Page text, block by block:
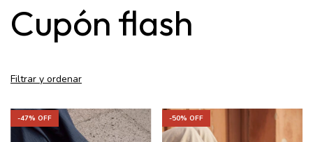
Cupón flash
Filtrar y ordenar
-47% OFF -50% OFF